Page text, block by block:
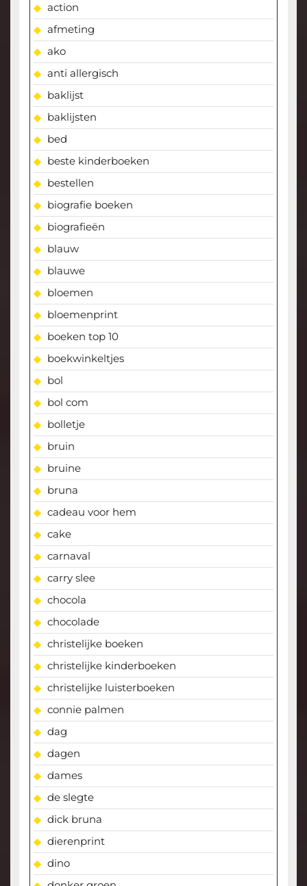
action
afmeting
ako
anti allergisch
baklijst
baklijsten
bed
beste kinderboeken
bestellen
biografie boeken
biografieën
blauw
blauwe
bloemen
bloemenprint
boeken top 10
boekwinkeltjes
bol
bol com
bolletje
bruin
bruine
bruna
cadeau voor hem
cake
carnaval
carry slee
chocola
chocolade
christelijke boeken
christelijke kinderboeken
christelijke luisterboeken
connie palmen
dag
dagen
dames
de slegte
dick bruna
dierenprint
dino